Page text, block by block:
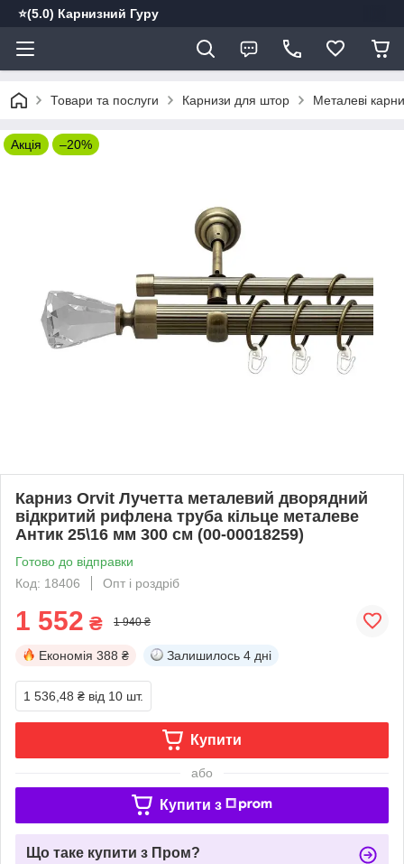
⭐️(5.0) Карнизний Гуру
Товари та послуги Карнизи для штор Металеві
Акція –20%
Карниз Orvit Лучетта металевий дворядний
відкритий рифлена труба кільце металеве
Антик 25\16 мм 300 см (00-00018259)
Готово до відправки
Код: 18406
Опт і роздріб
1 552 ₴ 1 940 ₴
Економія 388 ₴ Залишилось 4 дні
1 536,48 ₴ від 10 шт.
Купити
або
Купити з
Що таке купити з Пром?